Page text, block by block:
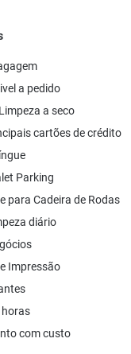
a pedido
a seco
cartões de crédito
Parking
para Cadeira de Rodas
diário
Impressão
horas
com custo